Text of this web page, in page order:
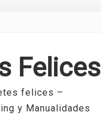
Felices
felices –
y Manualidades